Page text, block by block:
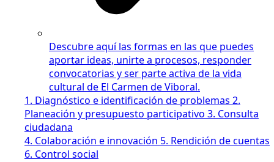
Descubre aquí las formas en las que puedes
aportar ideas, unirte a procesos, responder
convocatorias y ser parte activa de la vida
cultural de El Carmen de Viboral.
1. Diagnóstico e identificación de problemas 2.
Planeación y presupuesto participativo 3. Consulta
ciudadana
4. Colaboración e innovación 5. Rendición de cuentas
6. Control social